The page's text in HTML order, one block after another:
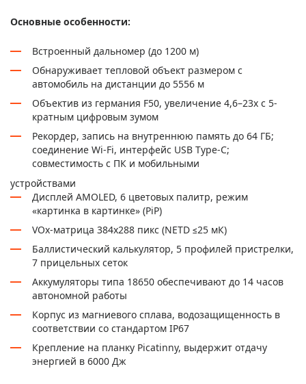
Основные особенности:
Встроенный дальномер (до 1200 м)
Обнаруживает тепловой объект размером с
автомобиль на дистанции до 5556 м
Объектив из германия F50, увеличение 4,6–23x c 5-
кратным цифровым зумом
Рекордер, запись на внутреннюю память до 64 ГБ;
соединение Wi-Fi, интерфейс USB Type-C;
совместимость с ПК и мобильными
устройствами
Дисплей AMOLED, 6 цветовых палитр, режим
«картинка в картинке» (PiP)
VOx-матрица 384x288 пикс (NETD ≤25 мК)
Баллистический калькулятор, 5 профилей пристрелки,
7 прицельных сеток
Аккумуляторы типа 18650 обеспечивают до 14 часов
автономной работы
Корпус из магниевого сплава, водозащищенность в
соответствии со стандартом IP67
Крепление на планку Picatinny, выдержит отдачу
энергией в 6000 Дж